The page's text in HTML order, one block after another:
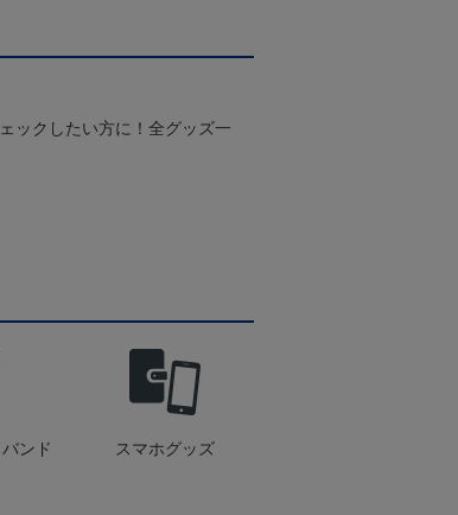
ックしたい方に！全グッズ一
ンド スマホグッズ